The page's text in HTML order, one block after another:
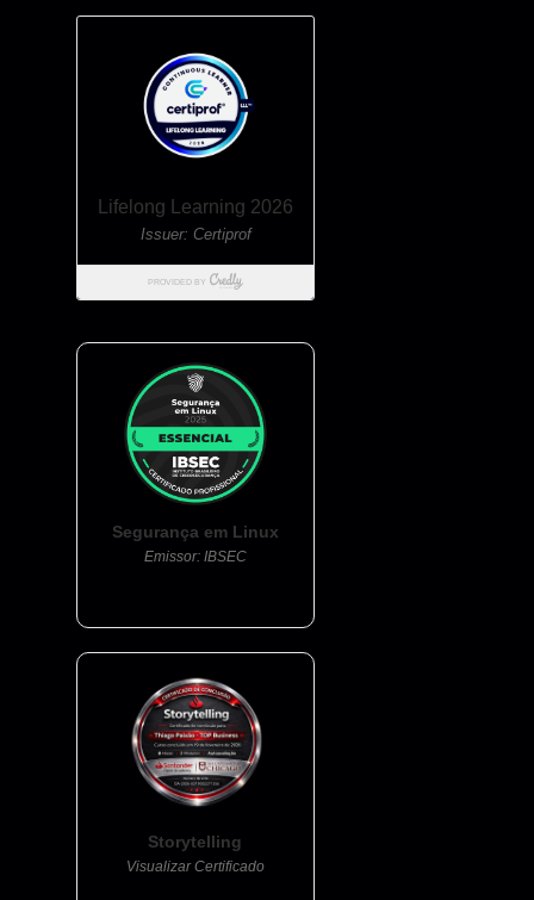
Segurança em Linux
Emissor: IBSEC
Storytelling
Visualizar Certificado